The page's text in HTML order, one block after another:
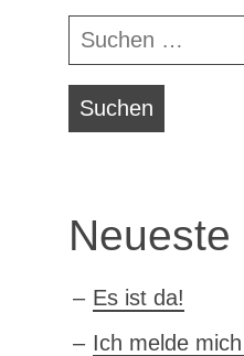
Suchen
nach:
Neueste
Es ist da!
Ich melde